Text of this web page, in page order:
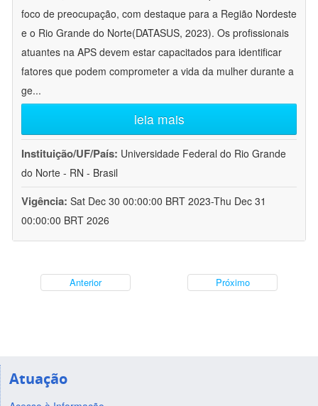
foco de preocupação, com destaque para a Região Nordeste
e o Rio Grande do Norte(DATASUS, 2023). Os profissionais
atuantes na APS devem estar capacitados para identificar
fatores que podem comprometer a vida da mulher durante a
ge...
leia mais
Instituição/UF/País: Universidade Federal do Rio Grande
do Norte - RN - Brasil
Vigência: Sat Dec 30 00:00:00 BRT 2023-Thu Dec 31
00:00:00 BRT 2026
Anterior Próximo
Atuação